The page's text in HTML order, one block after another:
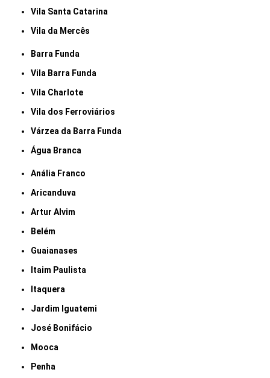
Vila Santa Catarina
Vila da Mercês
Barra Funda
Vila Barra Funda
Vila Charlote
Vila dos Ferroviários
Várzea da Barra Funda
Água Branca
Anália Franco
Aricanduva
Artur Alvim
Belém
Guaianases
Itaim Paulista
Itaquera
Jardim Iguatemi
José Bonifácio
Mooca
Penha